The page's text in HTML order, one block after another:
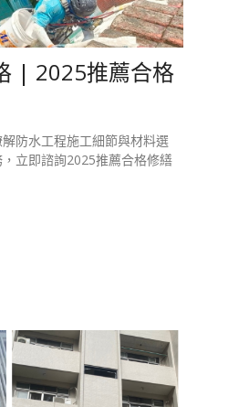
| 2025推薦合格
防水工程施工細節與材料選
立即諮詢2025推薦合格修繕